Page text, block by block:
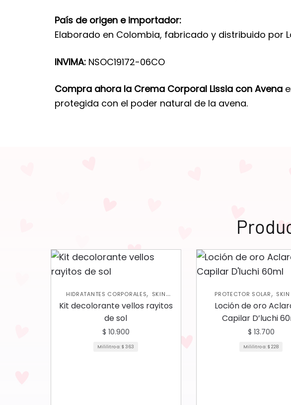
País de origen e importador:
Elaborado en Colombia, fabricado y distribuido por
INVIMA:NSOC19172-06CO
Compra ahora la Crema Corporal Lissia con Avena
protegida con el poder natural de la avena.
HIDRATANTES CORPORALES, SKIN
CARE CORPORAL
Kit decolorante vellos rayitos
de sol
$ 10.900
Mililitro a:$ 363
PROTECTOR SOLAR,
CORPORAL
Loción de oro
Capilar D’luchi
$ 13.700
Mililitro a:$ 228